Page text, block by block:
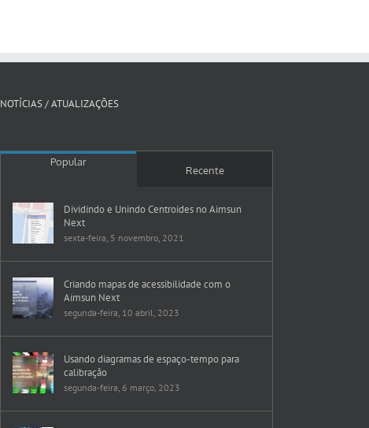
NOTÍCIAS / ATUALIZAÇÕES
Popular
Recente
Dividindo e Unindo Centroides no Aimsun
Next
sexta-feira, 5 novembro, 2021
Criando mapas de acessibilidade com o
Aimsun Next
segunda-feira, 10 abril, 2023
Usando diagramas de espaço-tempo para
calibração
segunda-feira, 6 março, 2023